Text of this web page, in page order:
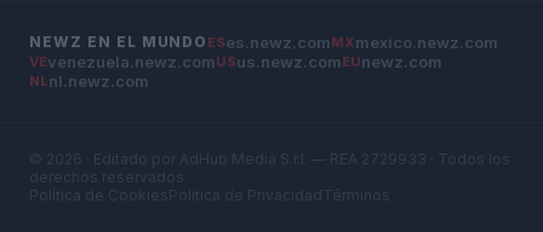
NEWZ EN EL MUNDO ESes.newz.com MXmexico.newz.com
VEvenezuela.newz.com USus.newz.com EUnewz.com
NLnl.newz.com
© 2026 · Editado por AdHub Media S.r.l. — REA 2729933 · Todos los
derechos reservados
Política de Cookies Política de Privacidad Términos